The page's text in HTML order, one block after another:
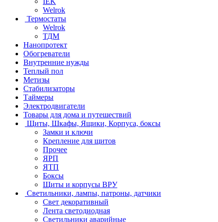
Welrok
Термостаты
Welrok
ТДМ
Нанопротект
Обогреватели
Внутренние нужды
Теплый пол
Метизы
Стабилизаторы
Таймеры
Электродвигатели
Товары для дома и путешествий
Щиты, Шкафы, Ящики, Корпуса, боксы
Замки и ключи
Крепление для щитов
Прочее
ЯРП
ЯТП
Боксы
Щиты и корпусы ВРУ
Светильники, лампы, патроны, датчики
Свет декоративный
Лента светодиодная
Светильники аварийные